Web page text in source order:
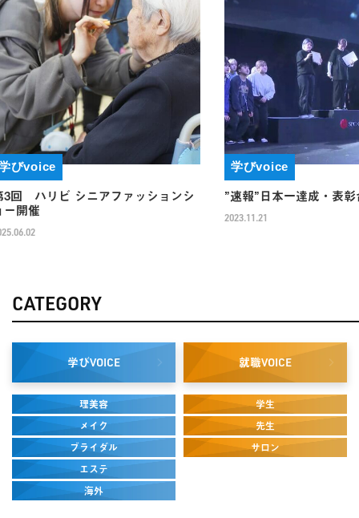
ンシ
学びvoice
”速報”日本一達成・表彰台独占
学び
姉妹校
CATEGORY
学びVOICE
理美容
メイク
ブライダル
エステ
海外
就職VOICE
学生
先生
サロン